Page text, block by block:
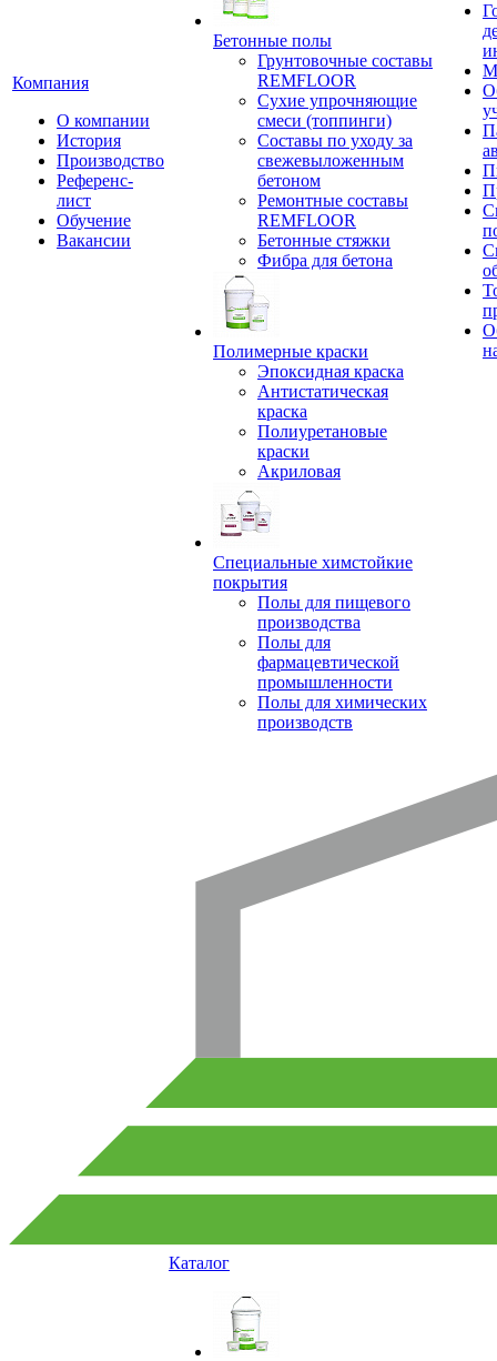
Компания
О компании
История
Производство
Референс-
лист
Обучение
Вакансии
Бетонные полы
Грунтовочные составы
REMFLOOR
Сухие упрочняющие
смеси (топпинги)
Составы по уходу за
свежевыложенным
бетоном
Ремонтные составы
REMFLOOR
Бетонные стяжки
Фибра для бетона
Полимерные краски
Эпоксидная краска
Антистатическая
краска
Полиуретановые
краски
Акриловая
Специальные химстойкие
покрытия
Полы для пищевого
производства
Полы для
фармацевтической
промышленности
Полы для химических
производств
Каталог